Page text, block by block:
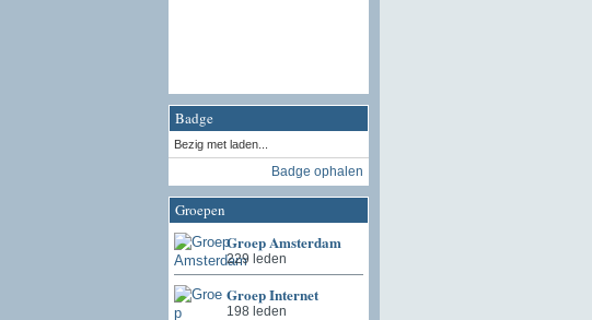
Badge
Bezig met laden...
Badge ophalen
Groepen
Groep Amsterdam
229 leden
Groep Internet
198 leden